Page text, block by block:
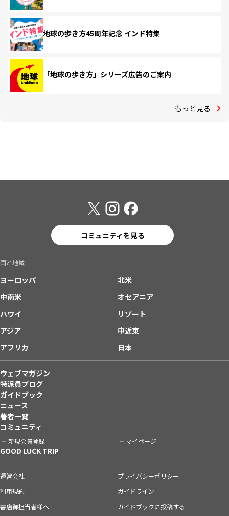
地球の歩き方45周年記念 インド特集
「地球の歩き方」シリーズ広告のご案内
もっと見る
コミュニティを見る
国と地域
ヨーロッパ
北米
中南米
オセアニア
ハワイ
リゾート
アジア
中近東
アフリカ
日本
ウェブマガジン
特派員ブログ
ガイドブック
ニュース
著者一覧
コミュニティ
新規会員登録 マイページ
GOOD LUCK TRIP
運営会社
プライバシーポリシー
利用規約
ガイドライン
書店御担当者様へ
ガイドブックに投稿する